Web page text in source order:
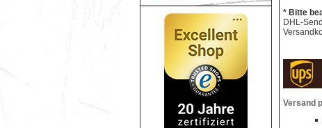
* Bitte
DHL-
Versand